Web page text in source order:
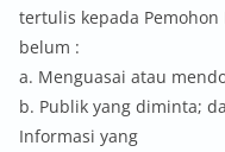
tertulis kepada
belum :
a. Menguasai atau
b. Publik yang diminta;
Informasi yang